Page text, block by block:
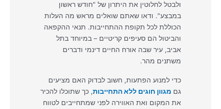
ולבטל לחלוטין את היתרון של "חודש ראשון
במבצע". ודאו שאתם שואלים מראש מה העלות
הכוללת לכל תקופת ההתחייבות. תנאי ההקפאה
והביטול הם סעיפים קריטיים – במיוחד בתל
אביב, עיר שבה אורח החיים דינמי ודברים
משתנים מהר.
כדי למנוע הפתעות, חשוב לבדוק האם מציעים
גם מגוון חוגים ללא התחייבות, כך שתוכלו להכיר
את המקום ואת האווירה לפני שמתחייבים לטווח